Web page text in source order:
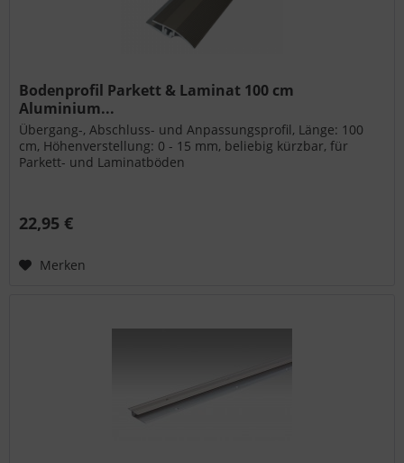
Bodenprofil Parkett & Laminat 100 cm
Aluminium...
Übergang-, Abschluss- und Anpassungsprofil, Länge: 100
cm, Höhenverstellung: 0 - 15 mm, beliebig kürzbar, für
Parkett- und Laminatböden
22,95 €
Merken